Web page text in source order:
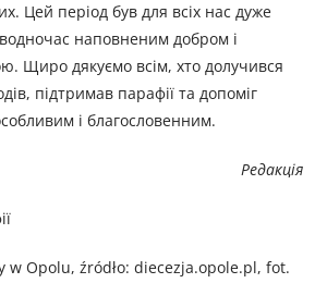
Цей період був для всіх нас дуже
наповненим добром і
Щиро дякуємо всім, хто долучився
підтримав парафії та допоміг
і благословенним.
Редакція
w Opolu, źródło: diecezja.opole.pl, fot.